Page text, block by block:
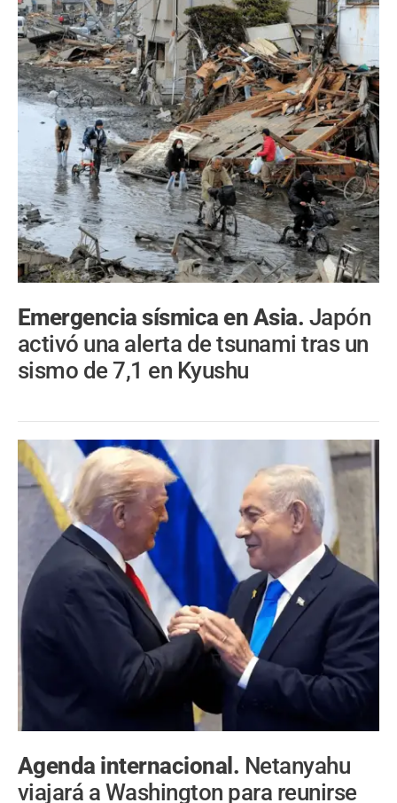
Emergencia sísmica en Asia. Japón
activó una alerta de tsunami tras un
sismo de 7,1 en Kyushu
Agenda internacional. Netanyahu
viajará a Washington para reunirse